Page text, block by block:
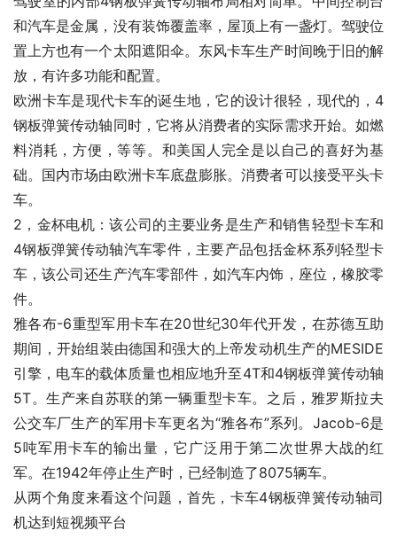
和汽车是金属，没有装饰覆盖率，屋顶上有一盏灯。驾驶位
置上方也有一个太阳遮阳伞。东风卡车生产时间晚于旧的解
放，有许多功能和配置。
欧洲卡车是现代卡车的诞生地，它的设计很轻，现代的，4
钢板弹簧传动轴同时，它将从消费者的实际需求开始。如燃
料消耗，方便，等等。和美国人完全是以自己的喜好为基
础。国内市场由欧洲卡车底盘膨胀。消费者可以接受平头卡
车。
2，金杯电机：该公司的主要业务是生产和销售轻型卡车和
4钢板弹簧传动轴汽车零件，主要产品包括金杯系列轻型卡
车，该公司还生产汽车零部件，如汽车内饰，座位，橡胶零
件。
雅各布-6重型军用卡车在20世纪30年代开发，在苏德互助
期间，开始组装由德国和强大的上帝发动机生产的MESIDE
引擎，电车的载体质量也相应地升至4T和4钢板弹簧传动轴
5T。生产来自苏联的第一辆重型卡车。之后，雅罗斯拉夫
公交车厂生产的军用卡车更名为“雅各布”系列。Jacob-6是
5吨军用卡车的输出量，它广泛用于第二次世界大战的红
军。在1942年停止生产时，已经制造了8075辆车。
从两个角度来看这个问题，首先，卡车4钢板弹簧传动轴司
机达到短视频平台